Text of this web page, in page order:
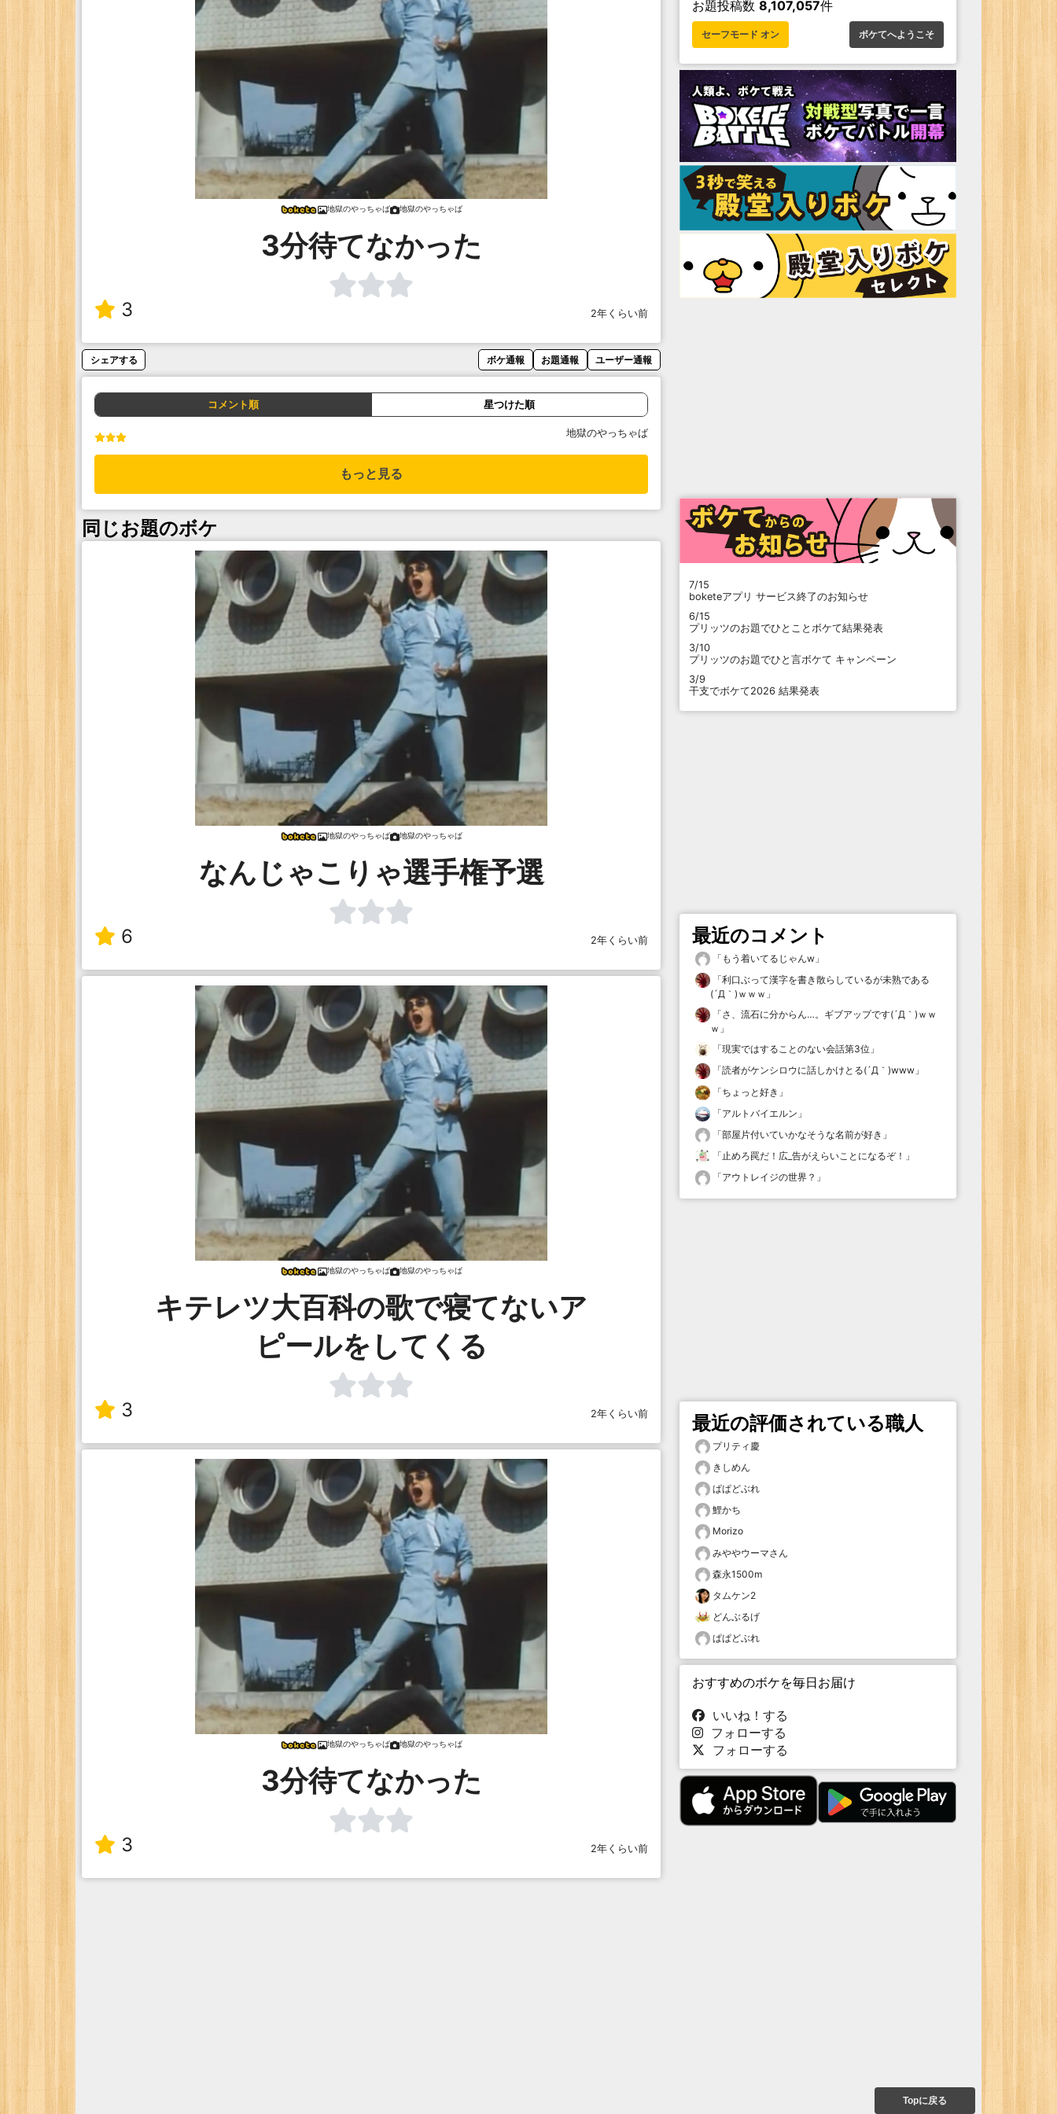
地獄のやっちゃば 地獄のやっちゃば
3分待てなかった
3 2年くらい前
シェアする ボケ通報 お題通報 ユーザー通報
コメント順 星つけた順
地獄のやっちゃば
もっと見る
同じお題のボケ
地獄のやっちゃば 地獄のやっちゃば
なんじゃこりゃ選手権予選
6 2年くらい前
地獄のやっちゃば 地獄のやっちゃば
キテレツ大百科の歌で寝てないア
ピールをしてくる
3 2年くらい前
地獄のやっちゃば 地獄のやっちゃば
3分待てなかった
3 2年くらい前
お題投稿数 8,107,057件
セーフモード オン ボケてへようこそ
7/15
boketeアプリ サービス終了のお知らせ
6/15
プリッツのお題でひとことボケて結果発表
3/10
プリッツのお題でひと言ボケて キャンペーン
3/9
干支でボケて2026 結果発表
最近のコメント
「 もう着いてるじゃんw 」
「利口ぶって漢字を書き散らしているが未熟である
(´Д｀)ｗｗｗ 」
「さ、流石に分からん…。ギブアップです(´Д｀)ｗｗ
ｗ 」
「現実ではすることのない会話第3位 」
「読者がケンシロウに話しかけとる(´Д｀)www 」
「ちょっと好き 」
「アルトバイエルン 」
「部屋片付いていかなそうな名前が好き 」
「止めろ罠だ！広_告がえらいことになるぞ！ 」
「アウトレイジの世界？ 」
最近の評価されている職人
プリティ慶
きしめん
ぱぱどぶれ
鯉かち
Morizo
みややウーマさん
森永1500m
タムケン2
どんぶるげ
ぱぱどぶれ
おすすめのボケを毎日お届け
いいね！する
フォローする
フォローする
Topに戻る